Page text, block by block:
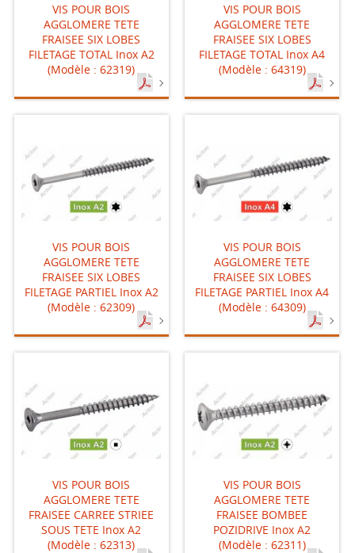
VIS POUR BOIS
AGGLOMERE TETE
FRAISEE SIX LOBES
FILETAGE TOTAL Inox A2
(Modèle : 62319)
VIS POUR BOIS
AGGLOMERE TETE
FRAISEE SIX LOBES
FILETAGE TOTAL Inox A4
(Modèle : 64319)
VIS POUR BOIS
AGGLOMERE TETE
FRAISEE SIX LOBES
FILETAGE PARTIEL Inox A2
(Modèle : 62309)
VIS POUR BOIS
AGGLOMERE TETE
FRAISEE SIX LOBES
FILETAGE PARTIEL Inox A4
(Modèle : 64309)
VIS POUR BOIS
AGGLOMERE TETE
FRAISEE CARREE STRIEE
SOUS TETE Inox A2
(Modèle : 62313)
VIS POUR BOIS
AGGLOMERE TETE
FRAISEE BOMBEE
POZIDRIVE Inox A2
(Modèle : 62311)